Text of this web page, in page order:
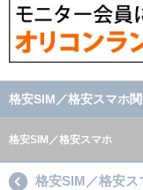
格安SIM／格安スマホ
格安SIM／格安スマホ
格安SIM／格安ス